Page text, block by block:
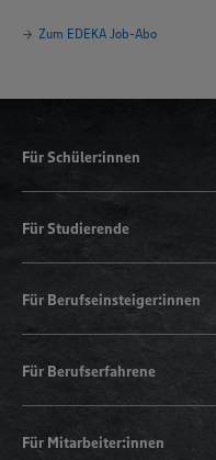
Zum EDEKA Job-Abo
Für Schüler:innen
Für Studierende
Für Berufseinsteiger:innen
Für Berufserfahrene
Für Mitarbeiter:innen